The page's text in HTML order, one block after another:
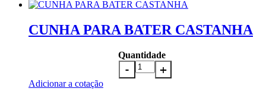
CUNHA PARA BATER CASTANHA
Quantidade
Adicionar a cotação